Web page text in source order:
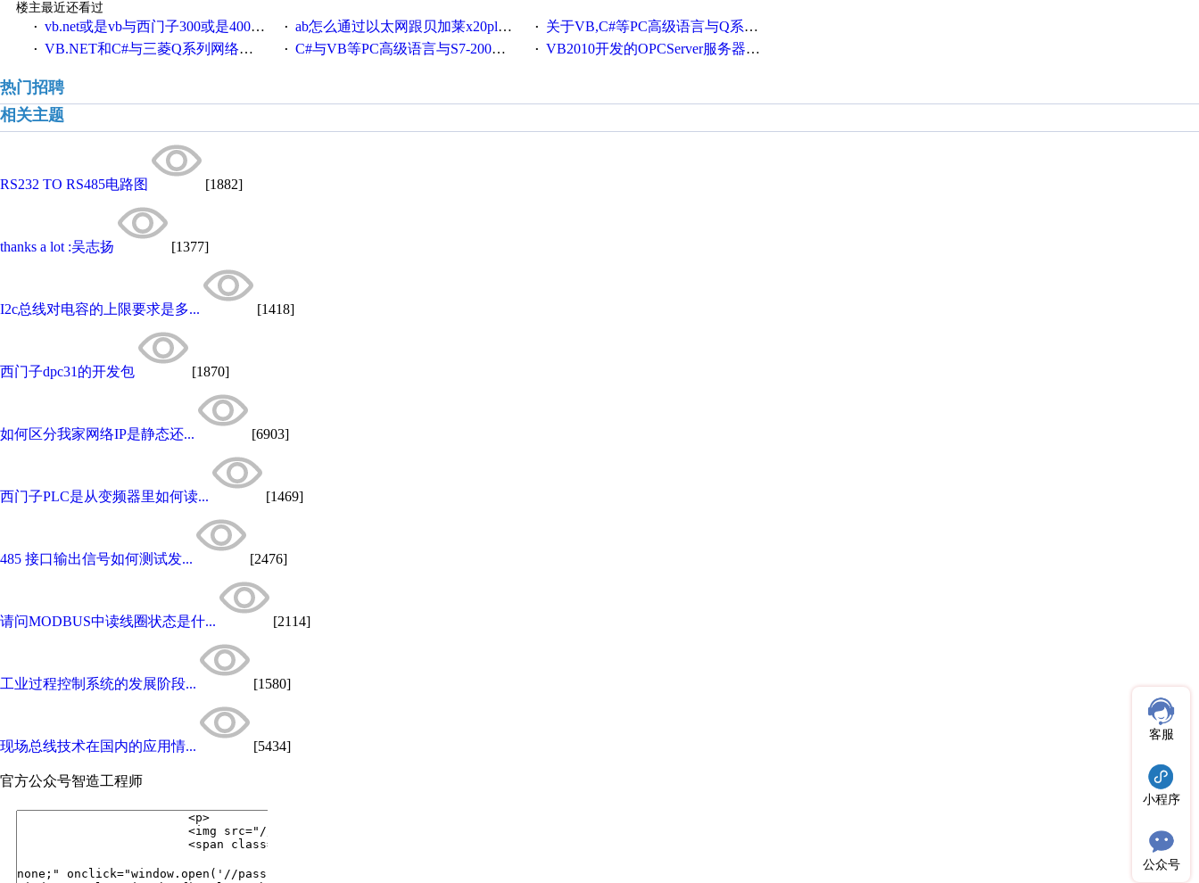
楼主最近还看过
· vb.net或是vb与西门子300或是400plc通信怎么想编写呀！ · ab怎么通过以太网跟贝加莱x20plc通讯 · 关于VB,C#等PC高级语言与Q系列通讯
· VB.NET和C#与三菱Q系列网络通讯的源代码 · C#与VB等PC高级语言与S7-200的CP243以太网通讯 · VB2010开发的OPCServer服务器软件(含源代码)
热门招聘
相关主题
RS232 TO RS485电路图 [1882]
thanks a lot :吴志扬 [1377]
I2c总线对电容的上限要求是多... [1418]
西门子dpc31的开发包 [1870]
如何区分我家网络IP是静态还... [6903]
西门子PLC是从变频器里如何读... [1469]
485 接口输出信号如何测试发... [2476]
请问MODBUS中读线圈状态是什... [2114]
工业过程控制系统的发展阶段... [1580]
现场总线技术在国内的应用情... [5434]
官方公众号智造工程师
客服
小程序
公众号